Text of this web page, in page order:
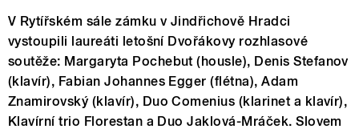
V Rytířském sále zámku v Jindřichově Hradci
vystoupili laureáti letošní Dvořákovy rozhlasové
soutěže: Margaryta Pochebut (housle), Denis Stefanov
(klavír), Fabian Johannes Egger (flétna), Adam
Znamirovský (klavír), Duo Comenius (klarinet a klavír),
Klavírní trio Florestan a Duo Jaklová-Mráček. Slovem